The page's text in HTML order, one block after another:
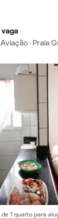
vaga
· Praia
1 quarto para